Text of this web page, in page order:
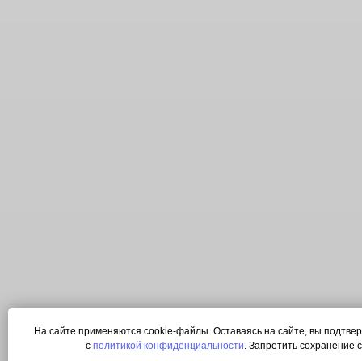
На сайте применяются cookie-файлы. Оставаясь на сайте, вы
с политикой конфиденциальности. Запретить сохранение